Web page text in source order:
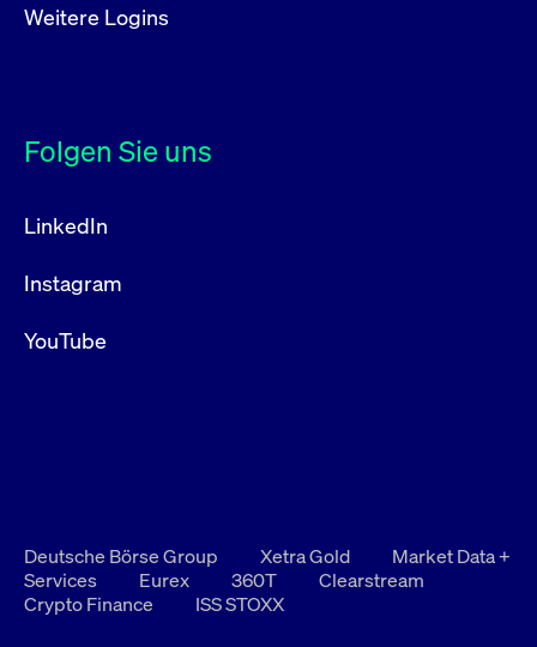
Weitere Logins
Folgen Sie uns
LinkedIn
Instagram
YouTube
Deutsche Börse Group Xetra Gold
Market Data +
Services
Eurex 360T
Clearstream
Crypto Finance
ISS STOXX